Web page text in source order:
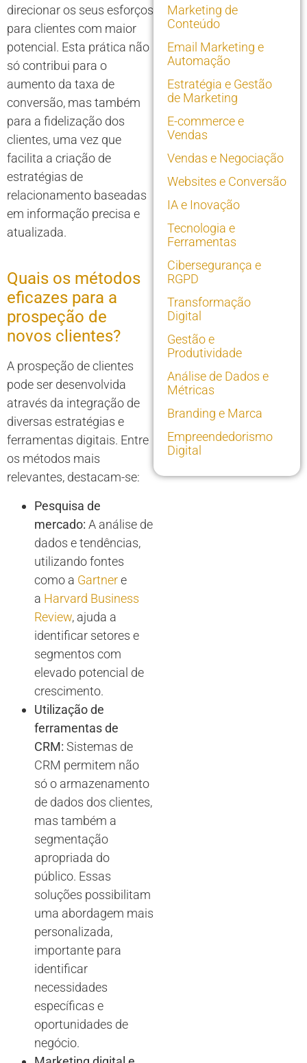
direcionar os seus esforços
para clientes com maior
potencial. Esta prática não
só contribui para o
aumento da taxa de
conversão, mas também
para a fidelização dos
clientes, uma vez que
facilita a criação de
estratégias de
relacionamento baseadas
em informação precisa e
atualizada.
Quais os métodos
eficazes para a
prospeção de
novos clientes?
A prospeção de clientes
pode ser desenvolvida
através da integração de
diversas estratégias e
ferramentas digitais. Entre
os métodos mais
relevantes, destacam-se:
Pesquisa de
mercado: A análise de
dados e tendências,
utilizando fontes
como a Gartnere
a Harvard Business
Review, ajuda a
identificar setores e
segmentos com
elevado potencial de
crescimento.
Utilização de
ferramentas de
CRM: Sistemas de
CRM permitem não
só o armazenamento
de dados dos clientes,
mas também a
segmentação
apropriada do
público. Essas
soluções possibilitam
uma abordagem mais
personalizada,
importante para
identificar
necessidades
específicas e
oportunidades de
negócio.
Marketing de
Conteúdo
Email Marketing e
Automação
Estratégia e Gestão
de Marketing
E-commerce e
Vendas
Vendas e Negociação
Websites e Conversão
IA e Inovação
Tecnologia e
Ferramentas
Cibersegurança e
RGPD
Transformação
Digital
Gestão e
Produtividade
Análise de Dados e
Métricas
Branding e Marca
Empreendedorismo
Digital